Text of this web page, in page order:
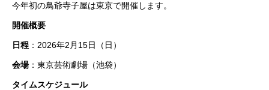
今年初の鳥爺寺子屋は東京で開催します。
開催概要
日程 ：2026年2月15日（日）
会場：東京芸術劇場（池袋）
タイムスケジュール